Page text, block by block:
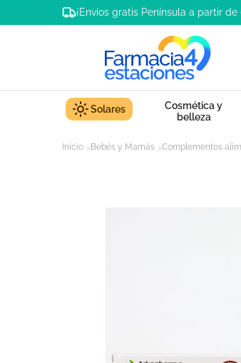
¡Envíos gratis Península a partir de
Solares
Cosmética y
belleza
Inicio Bebés y Mamás Complementos